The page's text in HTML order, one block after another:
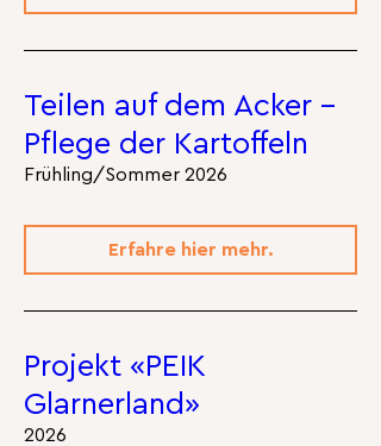
Teilen auf dem Acker -
Pflege der Kartoffeln
Frühling/Sommer 2026
Erfahre hier mehr.
Projekt «PEIK
Glarnerland»
2026